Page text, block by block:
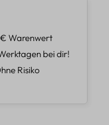
Warenwert
bei dir!
Risiko